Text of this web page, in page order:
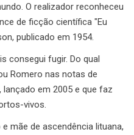
O realizador reconheceu
de ficção científica "Eu
publicado em 1954.
consegui fugir. Do qual
Romero nas notas de
em 2005 e que faz
vivos.
mãe de ascendência lituana,